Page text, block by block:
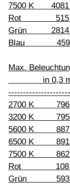
7500 K
Rot
Grün
Blau
Max.
in 0,3 m
2700
3200
5600
6500
7500
Rot
Grün